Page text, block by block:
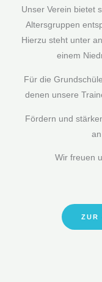
Unser Verein bietet
Altersgruppen
Hierzu steht unter
einem
Für die
denen unsere
Fördern und
Wir freuen
ZUR